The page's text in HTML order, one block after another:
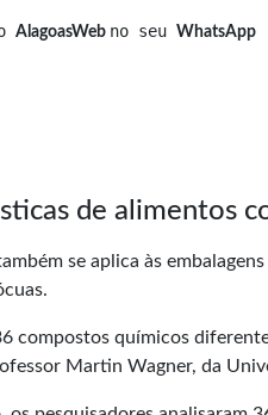
AlagoasWeb no seu WhatsApp
de alimentos
se aplica às
compostos químicos
Martin Wagner, da